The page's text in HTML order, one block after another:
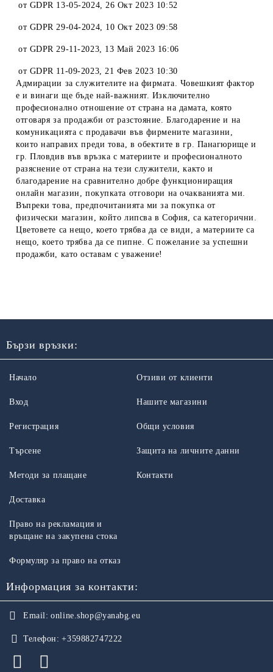
от GDPR 13-05-2024,26 Окт 2023 10:52
от GDPR 29-04-2024, 10 Окт 2023 09:58
от GDPR 29-11-2023, 13 Май 2023 16:06
от GDPR 11-09-2023,21 Фев 2023 10:30
Адмирации за служителите на фирмата. Човешкият фактор
е и винаги ще бъде най-важният. Изключително
професионално отношение от страна на дамата, която
отговаря за продажби от разстояние. Благодарение и на
комуникацията с продавачи във фирмените магазини,
които направих преди това, в обектите в гр. Панагюрище и
гр. Пловдив във връзка с материите и професионалното
разяснение от страна на тези служители, както и
благодарение на сравнително добре функциониращия
онлайн магазин, покупката отговори на очакванията ми.
Въпреки това, предпочитанията ми за покупка от
физически магазин, който липсва в София, са категорични.
Цветовете са нещо, което трябва да се види, а материите са
нещо, което трябва да се пипне. С пожелание за успешни
продажби, като оставам с уважение!
Бързи връзки:
Начало
Вход
Регистрация
Търсене
Отзиви от клиенти
Нашите магазини
Общи условия
Защита на личните данни
Методи за плащане
Доставка
Право на рекламация и
връщане на закупена стока
Формуляр за право на отказ
Контакти
Информация за контакти:
Email: online.shop@yanabg.eu
Телефон: +359882747222